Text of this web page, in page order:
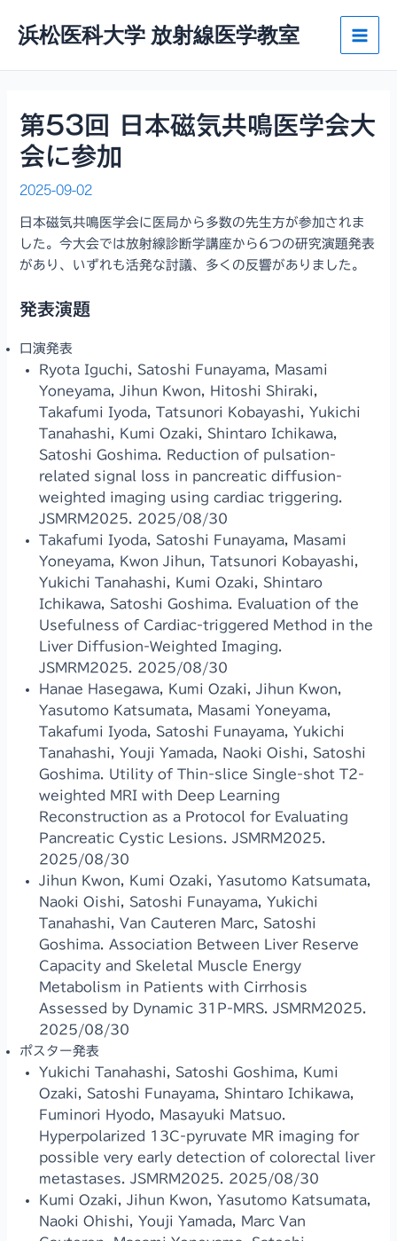
ス
浜松医科大学 放射線医学教室
Main
第53回 日本磁気共鳴医学会大
会に参加
2025-09-02
日本磁気共鳴医学会に医局から多数の先生方が参加されま
した。今大会では放射線診断学講座から6つの研究演題発表
があり、いずれも活発な討議、多くの反響がありました。
発表演題
口演発表
Ryota Iguchi, Satoshi Funayama, Masami
Yoneyama, Jihun Kwon, Hitoshi Shiraki,
Takafumi Iyoda, Tatsunori Kobayashi, Yukichi
Tanahashi, Kumi Ozaki, Shintaro Ichikawa,
Satoshi Goshima. Reduction of pulsation-
related signal loss in pancreatic diffusion-
weighted imaging using cardiac triggering.
JSMRM2025. 2025/08/30
Takafumi Iyoda, Satoshi Funayama, Masami
Yoneyama, Kwon Jihun, Tatsunori Kobayashi,
Yukichi Tanahashi, Kumi Ozaki, Shintaro
Ichikawa, Satoshi Goshima. Evaluation of the
Usefulness of Cardiac-triggered Method in the
Liver Diffusion-Weighted Imaging.
JSMRM2025. 2025/08/30
Hanae Hasegawa, Kumi Ozaki, Jihun Kwon,
Yasutomo Katsumata, Masami Yoneyama,
Takafumi Iyoda, Satoshi Funayama, Yukichi
Tanahashi, Youji Yamada, Naoki Oishi, Satoshi
Goshima. Utility of Thin-slice Single-shot T2-
weighted MRI with Deep Learning
Reconstruction as a Protocol for Evaluating
Pancreatic Cystic Lesions. JSMRM2025.
2025/08/30
Jihun Kwon, Kumi Ozaki, Yasutomo Katsumata,
Naoki Oishi, Satoshi Funayama, Yukichi
Tanahashi, Van Cauteren Marc, Satoshi
Goshima. Association Between Liver Reserve
Capacity and Skeletal Muscle Energy
Metabolism in Patients with Cirrhosis
Assessed by Dynamic 31P-MRS. JSMRM2025.
2025/08/30
ポスター発表
Yukichi Tanahashi, Satoshi Goshima, Kumi
Ozaki, Satoshi Funayama, Shintaro Ichikawa,
Fuminori Hyodo, Masayuki Matsuo.
Hyperpolarized 13C-pyruvate MR imaging for
possible very early detection of colorectal liver
metastases. JSMRM2025. 2025/08/30
Kumi Ozaki, Jihun Kwon, Yasutomo Katsumata,
Naoki Ohishi, Youji Yamada, Marc Van